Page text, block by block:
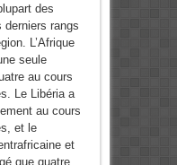
des
derniers rangs
L’Afrique
seule
au cours
Le Libéria a
au cours
et le
et
que quatre.